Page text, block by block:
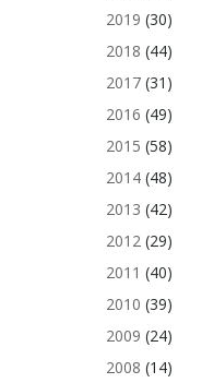
2019 (30)
2018 (44)
2017(31)
2016 (49)
2015 (58)
2014(48)
2013 (42)
2012(29)
2011 (40)
2010 (39)
2009 (24)
2008 (14)